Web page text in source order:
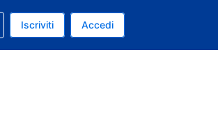
Italiano
Iscriviti Accedi